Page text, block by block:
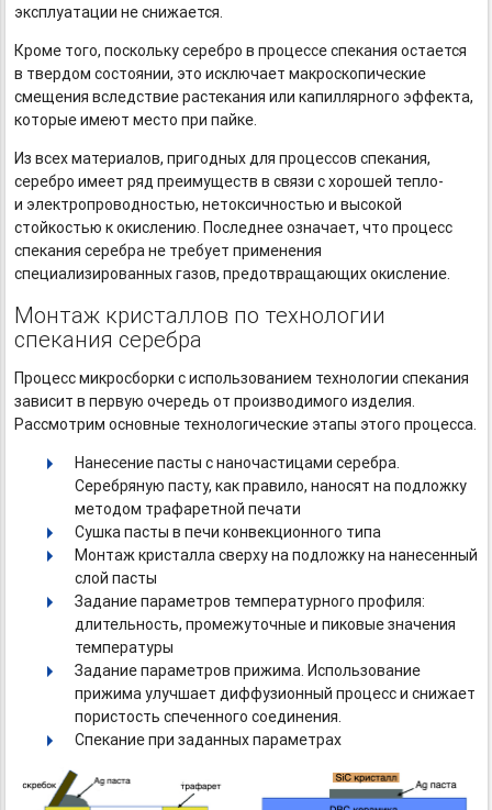
эксплуатации не снижается.
Кроме того, поскольку серебро в процессе спекания остается
в твердом состоянии, это исключает макроскопические
смещения вследствие растекания или капиллярного эффекта,
которые имеют место при пайке.
Из всех материалов, пригодных для процессов спекания,
серебро имеет ряд преимуществ в связи с хорошей тепло-
и электропроводностью, нетоксичностью и высокой
стойкостью к окислению. Последнее означает, что процесс
спекания серебра не требует применения
специализированных газов, предотвращающих окисление.
Монтаж кристаллов по технологии
спекания серебра
Процесс микросборки с использованием технологии спекания
зависит в первую очередь от производимого изделия.
Рассмотрим основные технологические этапы этого процесса.
Нанесение пасты с наночастицами серебра.
Серебряную пасту, как правило, наносят на подложку
методом трафаретной печати
Сушка пасты в печи конвекционного типа
Монтаж кристалла сверху на подложку на нанесенный
слой пасты
Задание параметров температурного профиля:
длительность, промежуточные и пиковые значения
температуры
Задание параметров прижима. Использование
прижима улучшает диффузионный процесс и снижает
пористость спеченного соединения.
Спекание при заданных параметрах